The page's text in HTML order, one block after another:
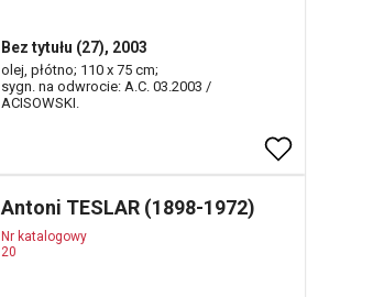
Bez tytułu (27), 2003
olej, płótno; 110 x 75 cm;
sygn. na odwrocie: A.C. 03.2003 /
ACISOWSKI.
Antoni TESLAR (1898-1972)
Nr katalogowy
20